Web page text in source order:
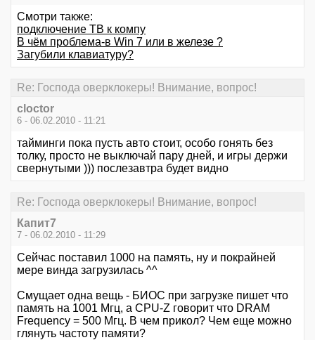
Смотри также:
подключение ТВ к компу
В чём проблема-в Win 7 или в железе ?
Загубили клавиатуру?
Re: Господа оверклокеры! Внимание, вопрос!
cloctor
6 - 06.02.2010 - 11:21
тайминги пока пусть авто стоит, особо гонять без
толку, просто не выключай пару дней, и игры держи
свернутыми ))) послезавтра будет видно
Re: Господа оверклокеры! Внимание, вопрос!
Капит7
7 - 06.02.2010 - 11:29
Сейчас поставил 1000 на память, ну и покрайней
мере винда загрузилась ^^
Смущает одна вещь - БИОС при загрузке пишет что
память на 1001 Мгц, а CPU-Z говорит что DRAM
Frequency = 500 Мгц. В чем прикол? Чем еще можно
глянуть частоту памяти?